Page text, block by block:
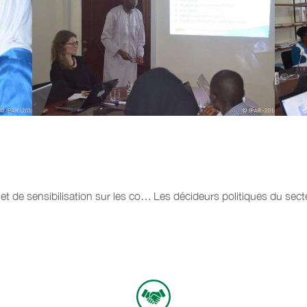
Le PROCASEF lance une campagne d’information et de sensibilisation sur les conventions avec les communes